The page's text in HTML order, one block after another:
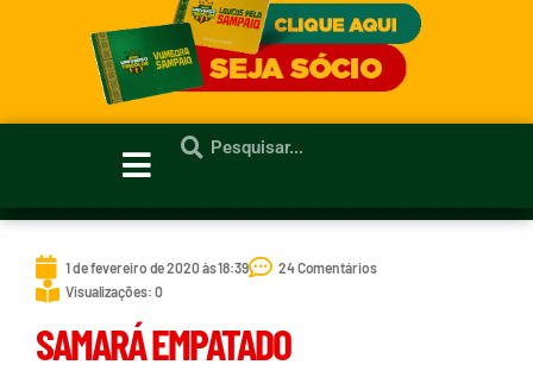
1 de fevereiro de 2020 às 18:39
24 Comentários
Visualizações: 0
SAMARÁ EMPATADO